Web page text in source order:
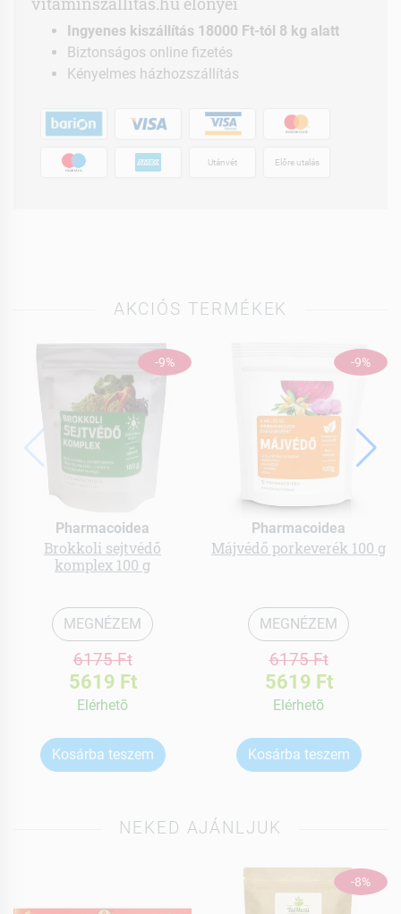
vitaminszallitas.hu előnyei
Ingyenes kiszállítás 18000 Ft-tól 8 kg alatt
Biztonságos online fizetés
Kényelmes házhozszállítás
Utánvét Előre utalás
AKCIÓS TERMÉKEK
-9%
Pharmacoidea
Brokkoli sejtvédő
komplex 100 g
MEGNÉZEM
6175 Ft
5619 Ft
Elérhetõ
Kosárba teszem
-9%
Pharmacoidea
Májvédő porkeverék 100 g
MEGNÉZEM
6175 Ft
5619 Ft
Elérhetõ
Kosárba teszem
NEKED AJÁNLJUK
-8%